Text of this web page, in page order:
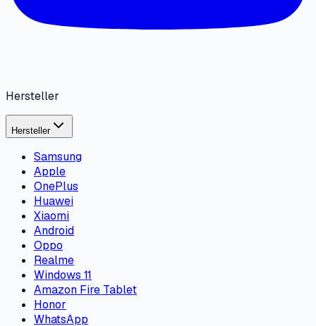
Hersteller
Hersteller
Samsung
Apple
OnePlus
Huawei
Xiaomi
Android
Oppo
Realme
Windows 11
Amazon Fire Tablet
Honor
WhatsApp